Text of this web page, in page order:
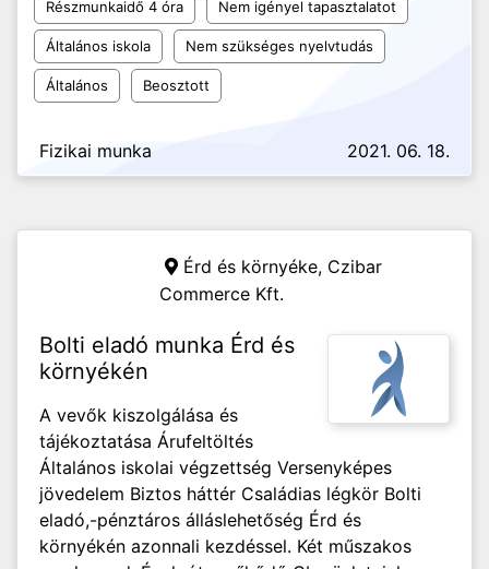
Részmunkaidő 4 óra Nem igényel tapasztalatot
Általános iskola Nem szükséges nyelvtudás
Általános Beosztott
Fizikai munka 2021. 06. 18.
Érd és környéke, Czibar
Commerce Kft.
Bolti eladó munka Érd és
környékén
A vevők kiszolgálása és
tájékoztatása Árufeltöltés
Általános iskolai végzettség Versenyképes
jövedelem Biztos háttér Családias légkör Bolti
eladó,-pénztáros álláslehetőség Érd és
környékén azonnali kezdéssel. Két műszakos